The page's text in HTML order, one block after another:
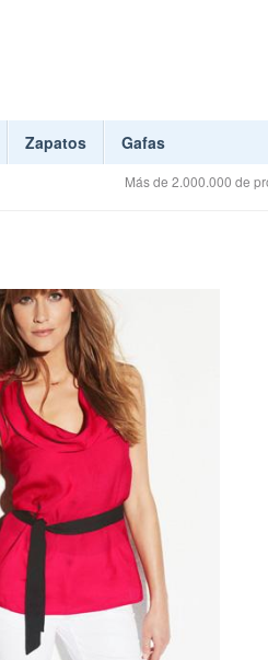
Zapatos Gafas
Más de 2.000.000 de